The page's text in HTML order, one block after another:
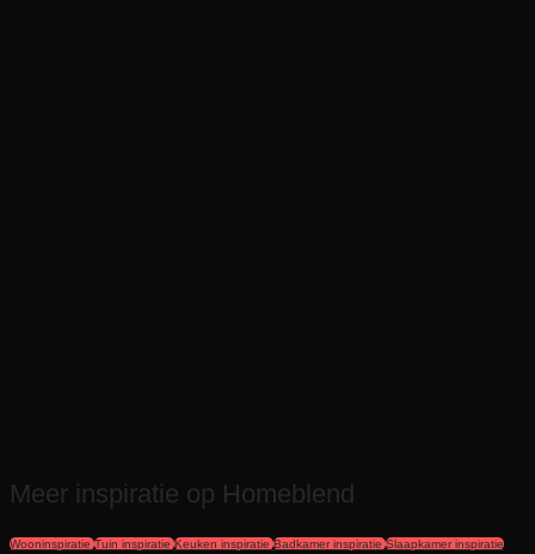
Meer inspiratie op Homeblend
Wooninspiratie Tuin inspiratie Keuken inspiratie Badkamer inspiratie Slaapkamer inspiratie